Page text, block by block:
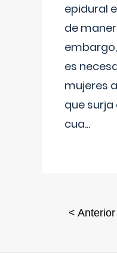
epidural
de
es
mujeres
que
cua...
< Anterior